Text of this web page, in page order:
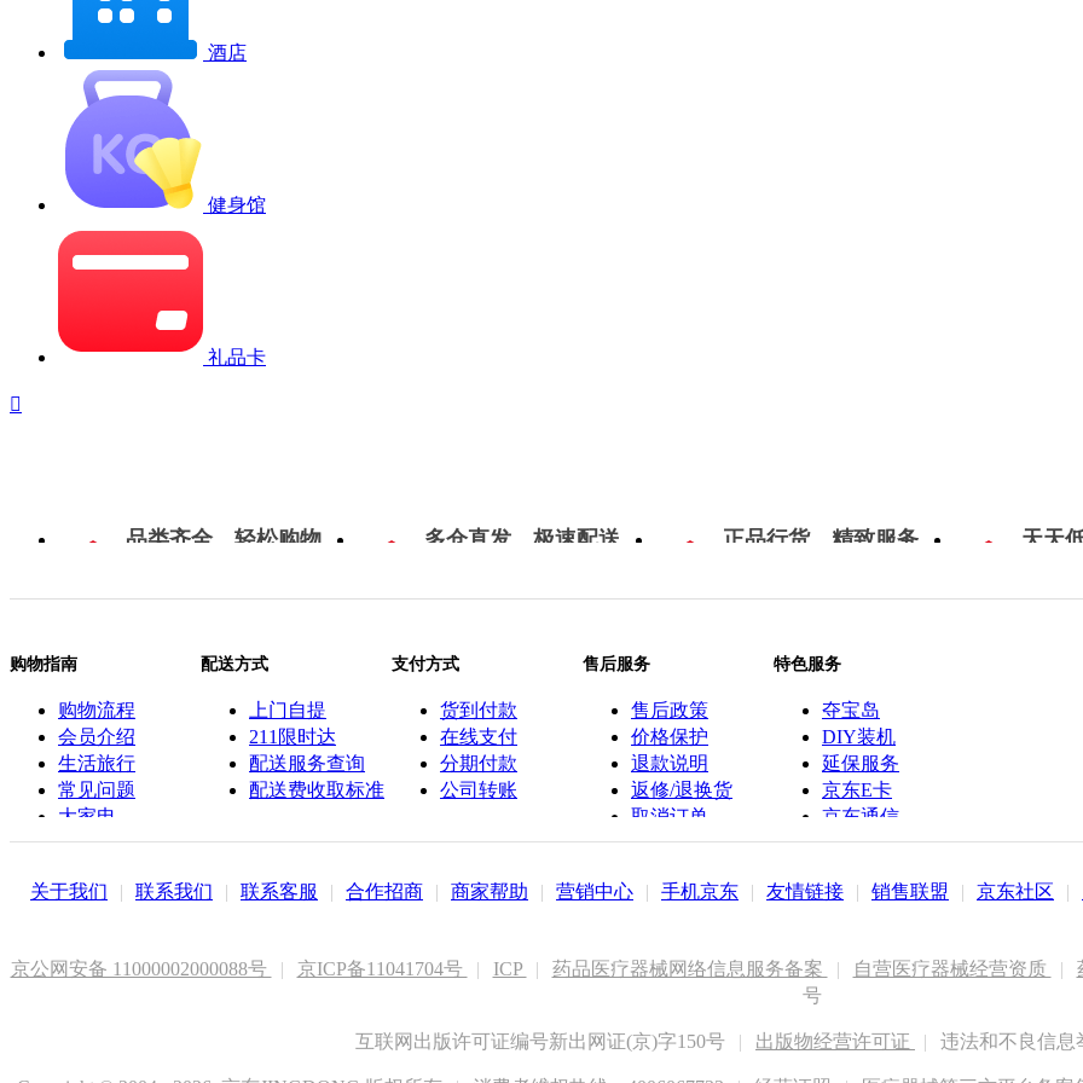
酒店
健身馆
礼品卡

品类齐全，轻松购物 多仓直发，极速配送 正品行货，精致服务 天天
购物指南
购物流程
会员介绍
生活旅行
常见问题
大家电
联系客服
配送方式
上门自提
211限时达
配送服务查询
配送费收取标准
支付方式
货到付款
在线支付
分期付款
公司转账
售后服务
售后政策
价格保护
退款说明
返修/退换货
取消订单
特色服务
夺宝岛
DIY装机
延保服务
京东E卡
京东通信
京鱼座智能
关于我们 | 联系我们 | 联系客服 | 合作招商 | 商家帮助 | 营销中心 | 手机京东 | 友情链接 | 销售联盟 | 京东社区 |
京公网安备 11000002000088号 | 京ICP备11041704号 | ICP | 药品医疗器械网络信息服务备案 | 自营医疗器械经营资质 |
号
互联网出版许可证编号新出网证(京)字150号 | 出版物经营许可证 | 违法和不良信息